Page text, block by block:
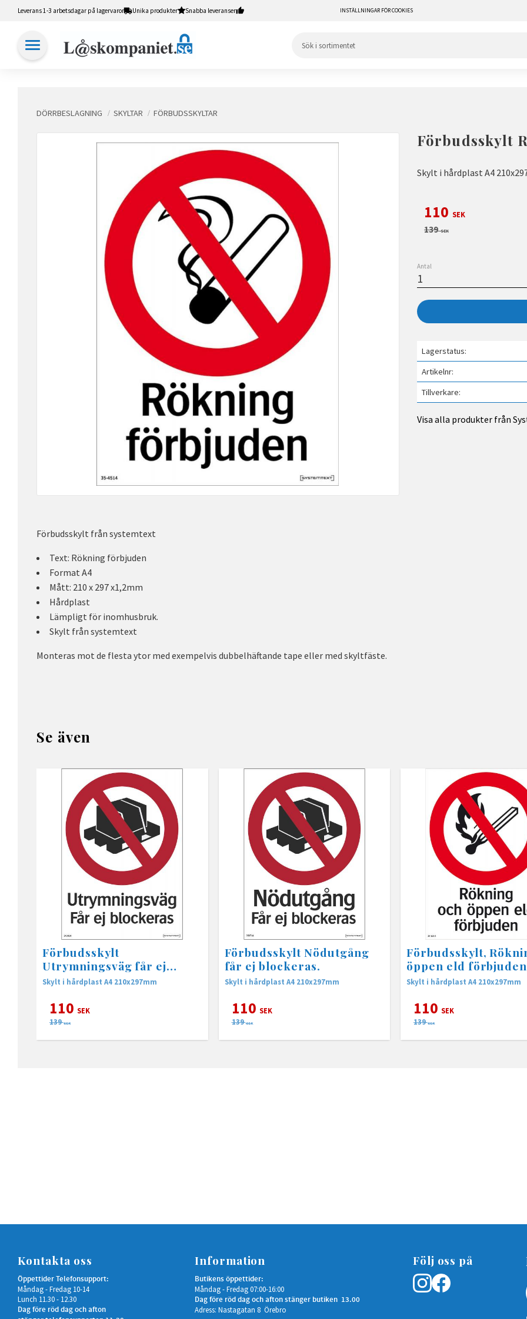
Leverans 1-3 arbetsdagar på lagervaror Unika produkter Snabba leveranser INSTÄLLNINGAR FÖR COOKIES
DÖRRBESLAGNING SKYLTAR FÖRBUDSSKYLTAR
Förbudsskylt
Skylt i hårdplast A4
Nedsatt pris:
110 SEK
Ordinarie pris:
139SEK
Antal
Lagerstatus
Artikelnr
Tillverkare
Visa alla produkter från
Förbudsskylt från systemtext
Text: Rökning förbjuden
Format A4
Mått: 210 x 297 x1,2mm
Hårdplast
Lämpligt för inomhusbruk.
Skylt från systemtext
Monteras mot de flesta ytor med exempelvis dubbelhäftande tape eller med skyltfäste.
Se även
Förbudsskylt
Utrymningsväg får ej
blockeras.
Skylt i hårdplast A4 210x297mm
110 SEK
139 SEK
Förbudsskylt Nödutgång
får ej blockeras.
Skylt i hårdplast A4 210x297mm
110 SEK
139 SEK
Förbudsskylt,
öppen eld förbjuden
Skylt i hårdplast A4 210x297mm
110 SEK
139 SEK
Kontakta oss
Öppettider Telefonsupport:
Måndag - Fredag 10-14
Lunch 11.30 - 12.30
Dag före röd dag och afton
Information
Butikens öppettider:
Måndag - Fredag 07:00-16:00
Dag före röd dag och afton stänger butiken 13.00
Adress: Nastagatan 8 Örebro
Följ oss på